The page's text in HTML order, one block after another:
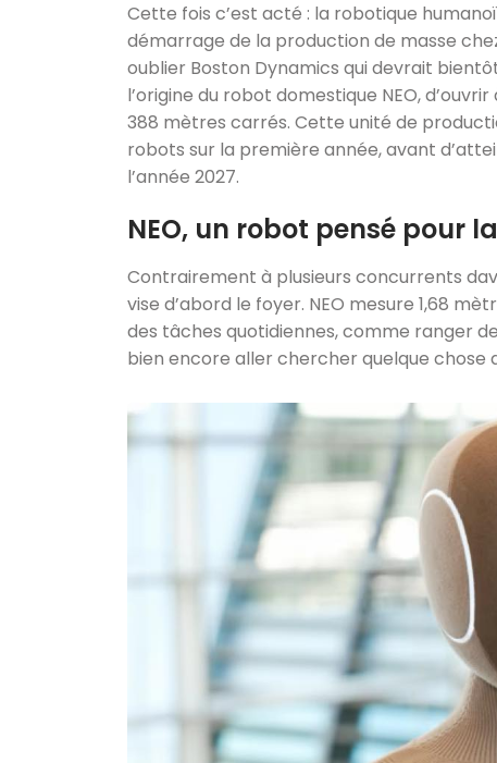
Cette fois c’est acté : la robotique
démarrage de la production de masse
oublier Boston Dynamics qui devrait
l’origine du robot domestique NEO,
388 mètres carrés. Cette unité de
robots sur la première année, avant
l’année 2027.
NEO, un robot pensé pour
Contrairement à plusieurs concurrents
vise d’abord le foyer. NEO mesure 1,68
des tâches quotidiennes, comme ranger
bien encore aller chercher quelque chose